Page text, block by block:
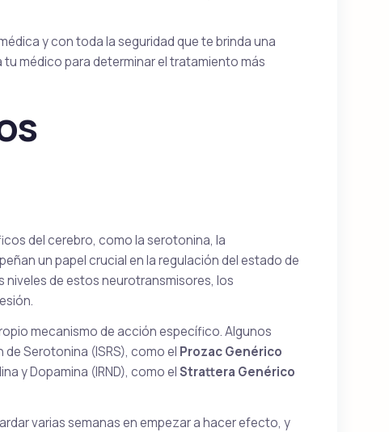
Sildenafil & Dapoxetine
Tadalafil
Sildenafil
Tadalafil
y con toda la seguridad que te brinda una
médico para determinar el tratamiento más
del cerebro, como la serotonina, la
un papel crucial en la regulación del estado de
de estos neurotransmisores, los
mecanismo de acción específico. Algunos
Serotonina (ISRS), como el Prozac Genérico
y Dopamina (IRND), como elStrattera Genérico
varias semanas en empezar a hacer efecto, y